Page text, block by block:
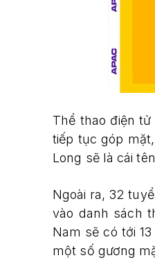
Thể thao điện tử
tiếp tục góp
Long sẽ là cái
Ngoài ra, 32
vào danh sách
Nam sẽ có tới
một số gương